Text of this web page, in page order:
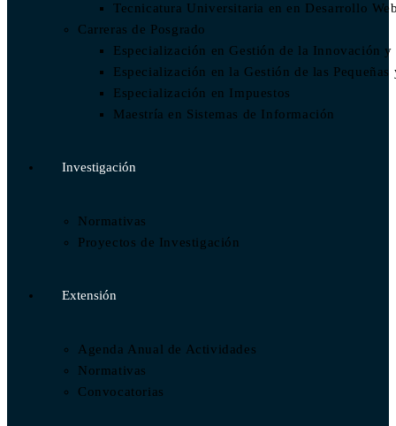
Tecnicatura Universitaria en en Desarrollo
Carreras de Posgrado
Especialización en Gestión de la Innovación
Especialización en la Gestión de las
Especialización en Impuestos​
Maestría en Sistemas de Información
Investigación
Normativas
Proyectos de Investigación
Extensión
Agenda Anual de Actividades
Normativas
Convocatorias